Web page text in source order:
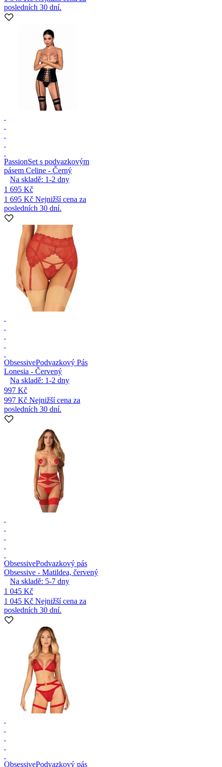
posledních 30 dní.
PassionSet s podvazkovým
pásem Celine - Černý
Na skladě: 1-2 dny
1 695 Kč
1 695 Kč Nejnižší cena za
posledních 30 dní.
ObsessivePodvazkový Pás
Lonesia - Červený
Na skladě: 1-2 dny
997 Kč
997 Kč Nejnižší cena za
posledních 30 dní.
ObsessivePodvazkový pás
Obsessive - Matildea, červený
Na skladě: 5-7 dny
1 045 Kč
1 045 Kč Nejnižší cena za
posledních 30 dní.
ObsessivePodvazkový pás